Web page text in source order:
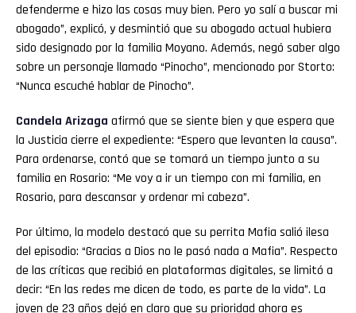
defenderme e hizo las cosas muy bien. Pero yo salí a buscar mi
abogado”, explicó, y desmintió que su abogado actual hubiera
sido designado por la familia Moyano. Además, negó saber algo
sobre un personaje llamado “Pinocho”, mencionado por Storto:
“Nunca escuché hablar de Pinocho”.
Candela Arizaga afirmó que se siente bien y que espera que
la Justicia cierre el expediente: “Espero que levanten la causa”.
Para ordenarse, contó que se tomará un tiempo junto a su
familia en Rosario: “Me voy a ir un tiempo con mi familia, en
Rosario, para descansar y ordenar mi cabeza”.
Por último, la modelo destacó que su perrita Mafia salió ilesa
del episodio: “Gracias a Dios no le pasó nada a Mafia”. Respecto
de las críticas que recibió en plataformas digitales, se limitó a
decir: “En las redes me dicen de todo, es parte de la vida”. La
joven de 23 años dejó en claro que su prioridad ahora es